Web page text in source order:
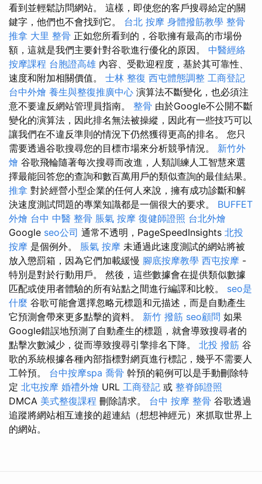
看到並輕鬆訪問網站。 這樣，即使您的客戶搜尋給定的關
鍵字，他們也不會找到它。 台北 按摩 身體撥筋教學 整骨
推拿 大里 整骨 正如您所看到的，谷歌擁有最高的市場份
額，這就是我們主要針對谷歌進行優化的原因。 中醫經絡
按摩課程 台胞證高雄 內容、受歡迎程度，基於其可靠性、
速度和附加相關價值。 士林 整復 西屯體態調整 工商登記
台中外燴 養生與整復推廣中心 演算法不斷變化，也必須注
意不要違反網站管理員指南。 整骨 由於Google不公開不斷
變化的演算法，因此排名無法被操縱，因此有一些技巧可以
讓我們在不違反準則的情況下仍然獲得更高的排名。 您只
需要透過谷歌搜尋您的目標市場來分析競爭情況。 新竹外
燴 谷歌飛輪隨著每次搜尋而改進，人類訓練人工智慧來選
擇最能回答您的查詢和數百萬用戶的類似查詢的最佳結果。
推拿 對於經營小型企業的任何人來說，擁有成功診斷和解
決速度測試問題的專業知識都是一個很大的要求。 BUFFET
外燴 台中 中醫 整骨 脹氣 按摩 復健師證照 台北外燴
Google seo公司 通常不透明，PageSpeedInsights 北投
按摩 是個例外。 脹氣 按摩 未通過此速度測試的網站將被
放入懲罰箱，因為它們加載緩慢 腳底按摩教學 西屯按摩 -
特別是對於行動用戶。 然後，這些數據會在提供類似數據
匹配或使用者體驗的所有站點之間進行編譯和比較。 seo是
什麼 谷歌可能會選擇忽略元標題和元描述，而是自動產生
它預測會帶來更多點擊的資料。 新竹 撥筋 seo顧問 如果
Google錯誤地預測了自動產生的標題，就會導致搜尋者的
點擊次數減少，從而導致搜尋引擎排名下降。 北投 撥筋 谷
歌的系統根據各種內部指標對網頁進行標記，幾乎不需要人
工幹預。 台中按摩spa 喬骨 幹預的範例可以是手動刪除特
定 北屯按摩 婚禮外燴 URL 工商登記 或 整脊師證照
DMCA 美式整復課程 刪除請求。 台中 按摩 整骨 谷歌透過
追蹤將網站相互連接的超連結（想想神經元）來抓取世界上
的網站。